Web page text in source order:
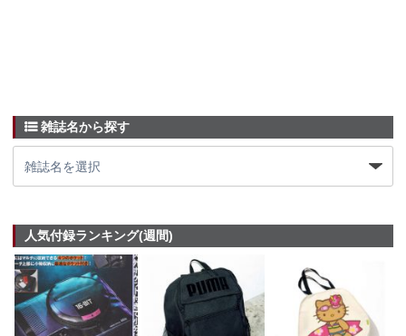
雑誌名から探す
人気付録ランキング(週間)